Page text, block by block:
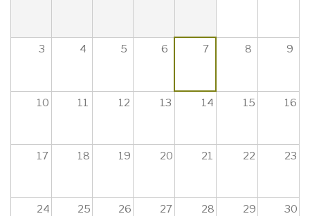
13
15
18
3 4 5 6 7 8 9
10 11 12 13 14 15 16
17 18 19 20 21 22 23
24 25 26 27 28 29 30